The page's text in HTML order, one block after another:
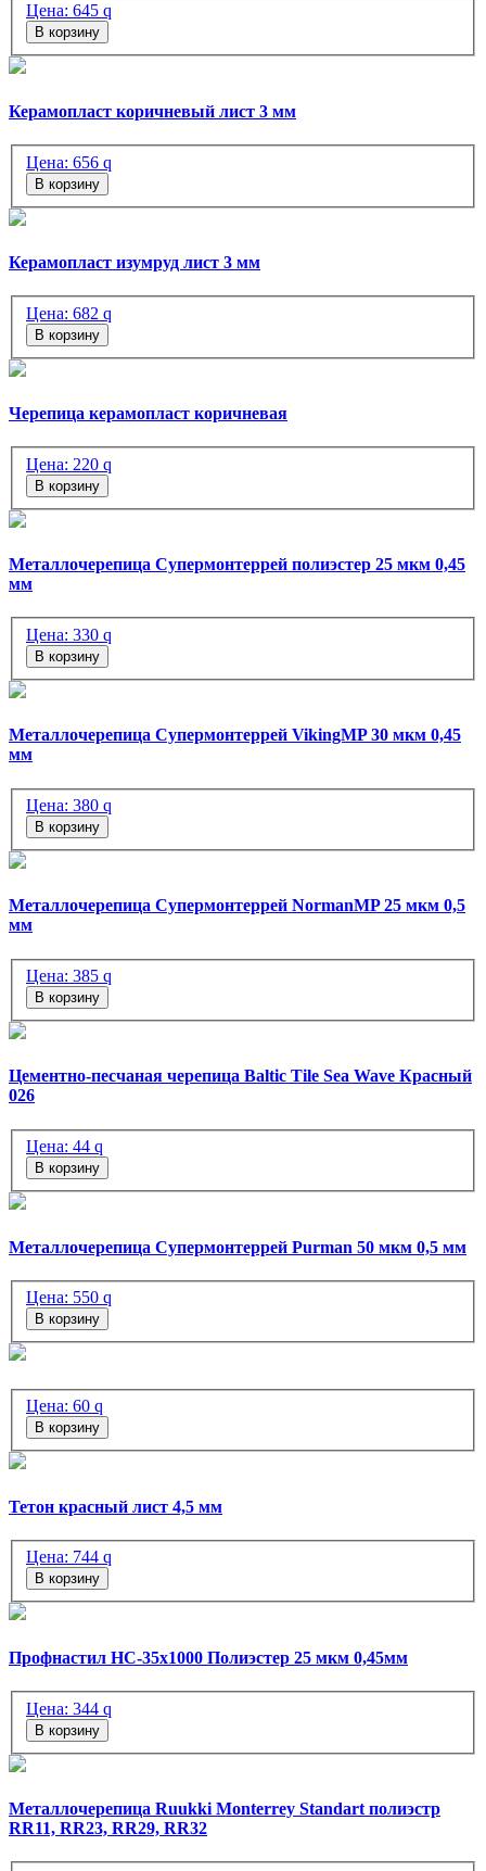
Цена: 645 q
В корзину
Керамопласт коричневый лист 3 мм
Цена: 656 q
В корзину
Керамопласт изумруд лист 3 мм
Цена: 682 q
В корзину
Черепица керамопласт коричневая
Цена: 220 q
В корзину
Металлочерепица Супермонтеррей полиэстер 25 мкм 0,45
мм
Цена: 330 q
В корзину
Металлочерепица Супермонтеррей VikingMP 30 мкм 0,45
мм
Цена: 380 q
В корзину
Металлочерепица Супермонтеррей NormanMP 25 мкм 0,5
мм
Цена: 385 q
В корзину
Цементно-песчаная черепица Baltic Tile Sea Wave Красный
026
Цена: 44 q
В корзину
Металлочерепица Супермонтеррей Purman 50 мкм 0,5 мм
Цена: 550 q
В корзину
Цена: 60 q
В корзину
Тетон красный лист 4,5 мм
Цена: 744 q
В корзину
Профнастил НС-35х1000 Полиэстер 25 мкм 0,45мм
Цена: 344 q
В корзину
Металлочерепица Ruukki Monterrey Standart полиэстр
RR11, RR23, RR29, RR32